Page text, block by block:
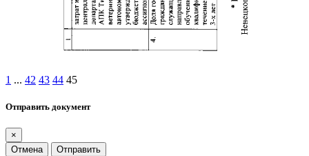
1 ... 42 43 44 45
Отправить документ
×
Отмена
Отправить